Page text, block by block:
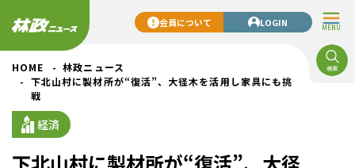
MENU
会員について LOGIN
HOME
林政ニュース
下北山村に製材所が“復活”、大径木を活用し家具にも挑
戦
経済